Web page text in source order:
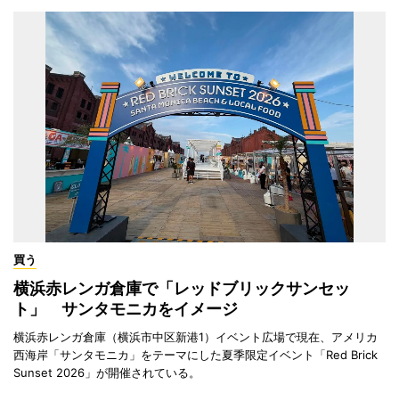
買う
横浜赤レンガ倉庫で「レッドブリックサンセッ
ト」 サンタモニカをイメージ
横浜赤レンガ倉庫（横浜市中区新港1）イベント広場で現在、アメリカ
西海岸「サンタモニカ」をテーマにした夏季限定イベント「Red Brick
Sunset 2026」が開催されている。